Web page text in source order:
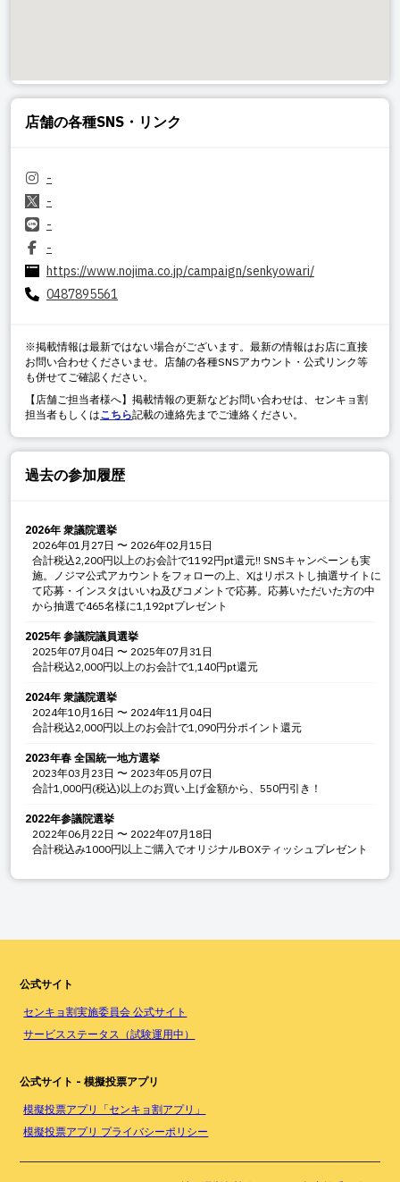
店舗の各種SNS・リンク
-
-
-
-
https://www.nojima.co.jp/campaign/senkyowari/
0487895561
※掲載情報は最新ではない場合がございます。最新の情報はお店に直接
お問い合わせくださいませ。店舗の各種SNSアカウント・公式リンク等
も併せてご確認ください。
【店舗ご担当者様へ】掲載情報の更新などお問い合わせは、センキョ割
担当者もしくはこちら記載の連絡先までご連絡ください。
過去の参加履歴
2026年 衆議院選挙
2026年01月27日 〜 2026年02月15日
合計税込2,200円以上のお会計で1192円pt還元!! SNSキャンペーンも実
施。ノジマ公式アカウントをフォローの上、Xはリポストし抽選サイトに
て応募・インスタはいいね及びコメントで応募。応募いただいた方の中
から抽選で465名様に1,192ptプレゼント
2025年 参議院議員選挙
2025年07月04日 〜 2025年07月31日
合計税込2,000円以上のお会計で1,140円pt還元
2024年 衆議院選挙
2024年10月16日 〜 2024年11月04日
合計税込2,000円以上のお会計で1,090円分ポイント還元
2023年春 全国統一地方選挙
2023年03月23日 〜 2023年05月07日
合計1,000円(税込)以上のお買い上げ金額から、550円引き！
2022年参議院選挙
2022年06月22日 〜 2022年07月18日
合計税込み1000円以上ご購入でオリジナルBOXティッシュプレゼント
公式サイト
センキョ割実施委員会 公式サイト
サービスステータス（試験運用中）
公式サイト - 模擬投票アプリ
模擬投票アプリ「センキョ割アプリ」
模擬投票アプリ プライバシーポリシー